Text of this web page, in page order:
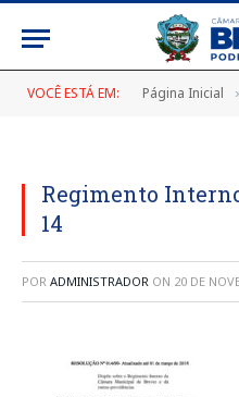
VOCÊ ESTÁ EM: Página Inicial
Regimento
14
POR ADMINISTRADOR ON 20 DE